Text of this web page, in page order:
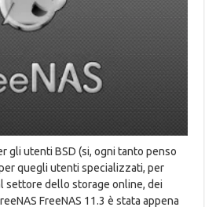
gli utenti BSD (si, ogni tanto penso
quegli utenti specializzati, per
settore dello storage online, dei
FreeNAS 11.3 è stata appena